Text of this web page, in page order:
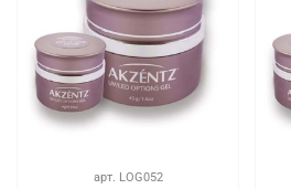
арт. LOG052